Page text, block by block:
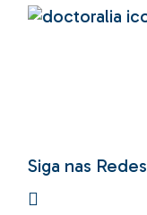
Siga nas Redes